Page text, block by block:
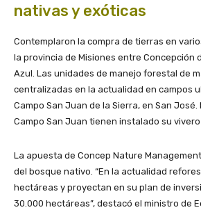
nativas y exóticas
Contemplaron la compra de tierras en
la provincia de Misiones entre Concepción
Azul. Las unidades de manejo forestal de
centralizadas en la actualidad en campos
Campo San Juan de la Sierra, en San
Campo San Juan tienen instalado su
La apuesta de Concep Nature
del bosque nativo. “En la actualidad
hectáreas y proyectan en su plan de
30.000 hectáreas”, destacó el ministro de